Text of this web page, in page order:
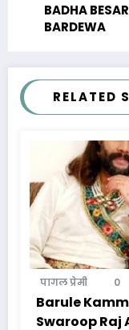
BADHA
BARDEWA
RELATED
पागल प्रेमी 0
Barule
Swaroop Raj